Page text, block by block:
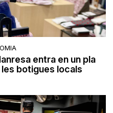
entra en un pla
botigues locals